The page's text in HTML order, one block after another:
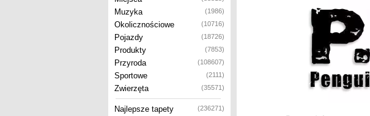
Muzyka (1986)
Okolicznościowe (10716)
Pojazdy (18726)
Produkty (7853)
Przyroda (108607)
Sportowe (2111)
Zwierzęta (35571)
Najlepsze tapety (236271)